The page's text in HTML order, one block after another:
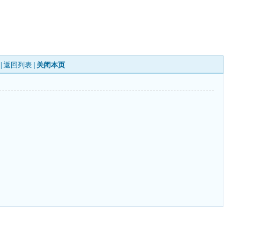
返回列表 关闭本页